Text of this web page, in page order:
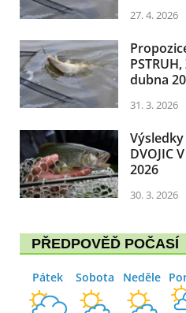
27. 4. 2026
dubna
31. 3. 2026
Výsledky
DVOJIC
2026
30. 3. 2026
PŘEDPOVĚĎ POČASÍ
Pátek Sobota Neděle